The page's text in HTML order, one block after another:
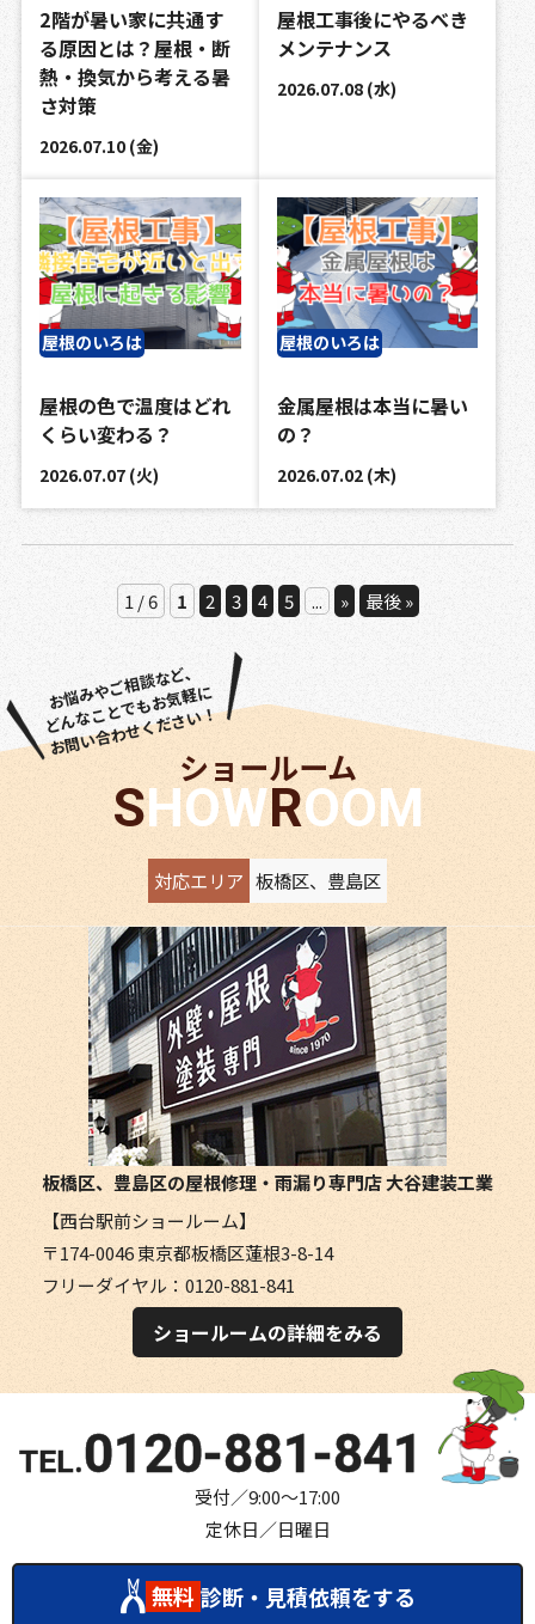
2階が暑い家に共通す
る原因とは？屋根・断
熱・換気から考える暑
さ対策
2026.07.10 (金)
屋根工事後にやるべき
メンテナンス
2026.07.08 (水)
屋根の色で温度はどれ
くらい変わる？
2026.07.07 (火)
屋根のいろは
金属屋根は本当に暑い
の？
2026.07.02 (木)
屋根のいろは
1 / 6 1 2 3 4 5 ... » 最後 »
お悩みやご相談など、
どんなことでもお気軽に
お問い合わせください！
ショールーム
SHOW ROOM
対応エリア 板橋区、豊島区
板橋区、豊島区の屋根修理・雨漏り専門店大谷建装工業
【西台駅前ショールーム】
〒174-0046 東京都板橋区蓮根3-8-14
フリーダイヤル：0120-881-841
ショールームの詳細をみる
0120-881-841
受付／9:00～17:00
定休日／日曜日
無料 診断・見積依頼をする